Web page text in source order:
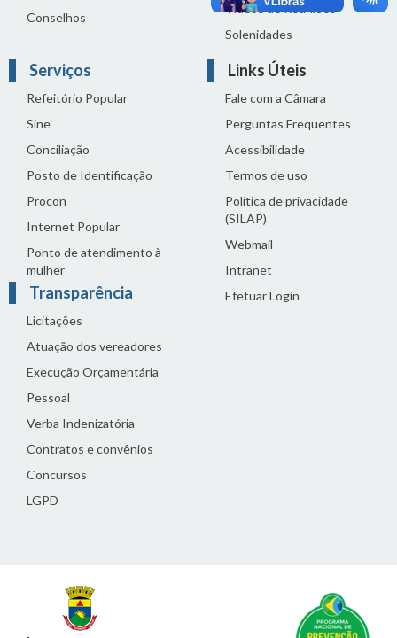
Conselhos
Vídeos de Reuniões
Solenidades
Serviços
Refeitório Popular
Sine
Conciliação
Posto de Identificação
Procon
Internet Popular
Ponto de atendimento à
mulher
Transparência
Licitações
Atuação dos vereadores
Execução Orçamentária
Pessoal
Verba Indenizatória
Contratos e convênios
Concursos
LGPD
Links Úteis
Fale com a Câmara
Perguntas Frequentes
Acessibilidade
Termos de uso
Política de privacidade
(SILAP)
Webmail
Intranet
Efetuar Login